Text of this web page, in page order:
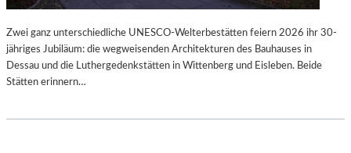
Zwei ganz unterschiedliche UNESCO-Welterbestätten feiern 2026 ihr 30-
jähriges Jubiläum: die wegweisenden Architekturen des Bauhauses in
Dessau und die Luthergedenkstätten in Wittenberg und Eisleben. Beide
Stätten erinnern…